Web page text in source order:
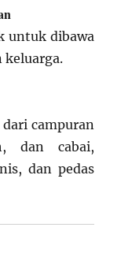
untuk dibawa
keluarga.
campuran
dan cabai,
dan pedas